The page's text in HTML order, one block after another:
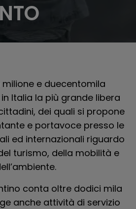
e duecentomila
Italia la più grande libera
dei quali si propone
e portavoce presso le
ed internazionali riguardo
turismo, della mobilità e
conta oltre dodici mila
anche attività di servizio